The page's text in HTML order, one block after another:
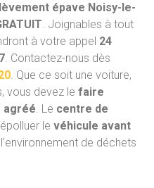
épave Noisy-le-
. Joignables à tout
à votre appel 24
. Contactez-nous dès
. Que ce soit une voiture,
vous devez le faire
agréé. Le centre de
le véhicule avant
de déchets